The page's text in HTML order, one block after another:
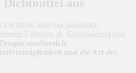
Dichtmittel aus
oder des passenden
Faktoren ab. Entscheidend sind
und die Art der